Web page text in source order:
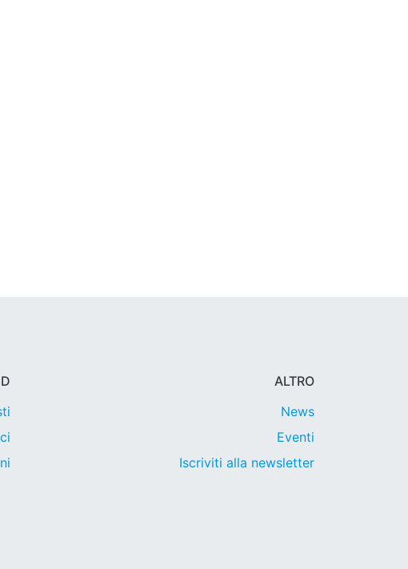
ALTRO
News
Eventi
Iscriviti alla newsletter